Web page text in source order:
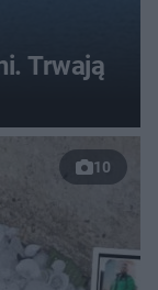
Trwają
10